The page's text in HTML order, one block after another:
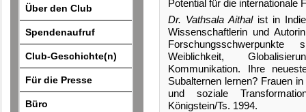
Über den Club
Spendenaufruf
Club-Geschichte(n)
Für die Presse
Büro
Potential für die internationale
Dr. Vathsala Aithalist in
Wissenschaftlerin und
Weiblichkeit,
Kommunikation. Ihre
Subalternen lernen? Frauen
und soziale
Königstein/Ts. 1994.